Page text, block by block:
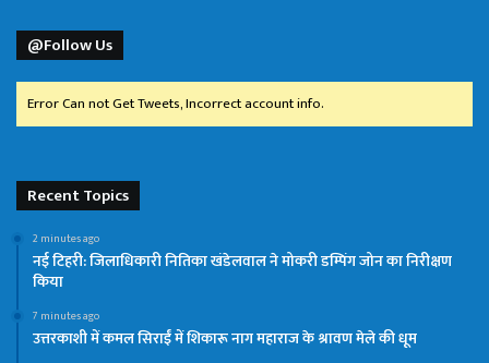
@Follow Us
Error Can not Get Tweets, Incorrect account info.
Recent Topics
2 minutes ago
नई टिहरी: जिलाधिकारी नितिका खंडेलवाल ने मोकरी डम्पिंग जोन का निरीक्षण
किया
7 minutes ago
उत्तरकाशी में कमल सिराईं में शिकारू नाग महाराज के श्रावण मेले की धूम